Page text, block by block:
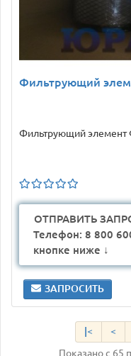
Фильтрующий
Фильтрующий элемент
ОТПРАВИТЬ
Телефон: 8 800
кнопке ниже ↓
ЗАПРОСИТЬ
|< <
Показано с 65